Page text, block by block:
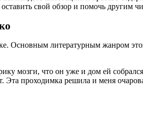
свой обзор и помочь другим
Основным литературным жанром
мозги, что он уже и дом ей
проходимка решила и меня